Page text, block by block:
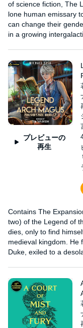
of science fiction, The
lone human emissary
can change their
in a growing
プレビューの
再生
Contains The
two) of the Legend of
dies, only to find
medieval kingdom. He
Duke, exiled to a